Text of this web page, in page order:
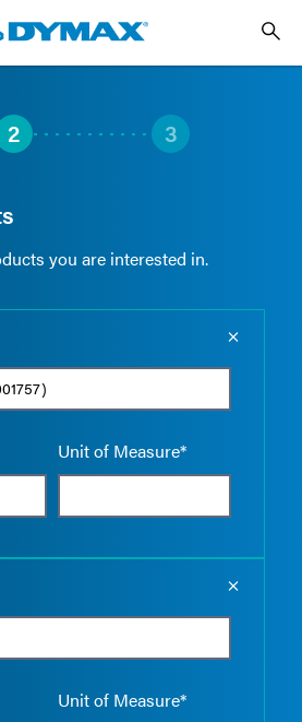
2 3
you are interested in.
Unit of Measure*
Unit of Measure*